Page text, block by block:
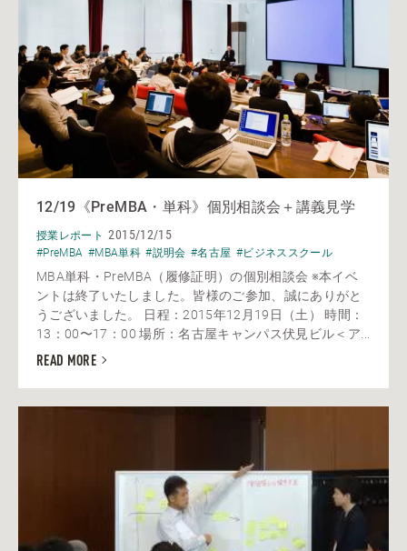
12/19《PreMBA・単科》個別相談会＋講義見学
授業レポート 2015/12/15
#PreMBA #MBA単科 #説明会 #名古屋 #ビジネススクール
MBA単科・PreMBA（履修証明）の個別相談会 ※本イベ
ントは終了いたしました。皆様のご参加、誠にありがと
うございました。 日程：2015年12月19日（土） 時間：
13：00〜17：00 場所：名古屋キャンパス伏見ビル＜ア...
READ MORE